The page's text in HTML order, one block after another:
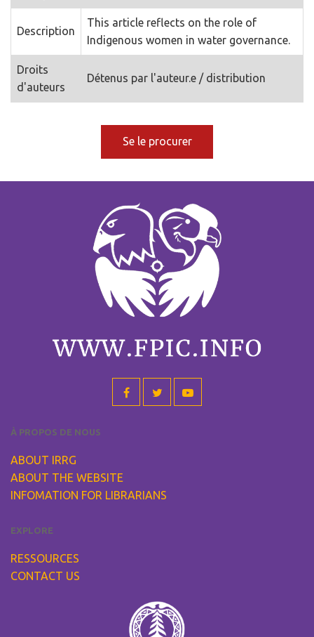
Description
This article reflects on the role of
Indigenous women in water governance.
Droits
d'auteurs
Détenus par l'auteur.e / distribution
Se le procurer
À PROPOS DE NOUS
ABOUT IRRG
ABOUT THE WEBSITE
INFOMATION FOR LIBRARIANS
EXPLORE
RESSOURCES
CONTACT US